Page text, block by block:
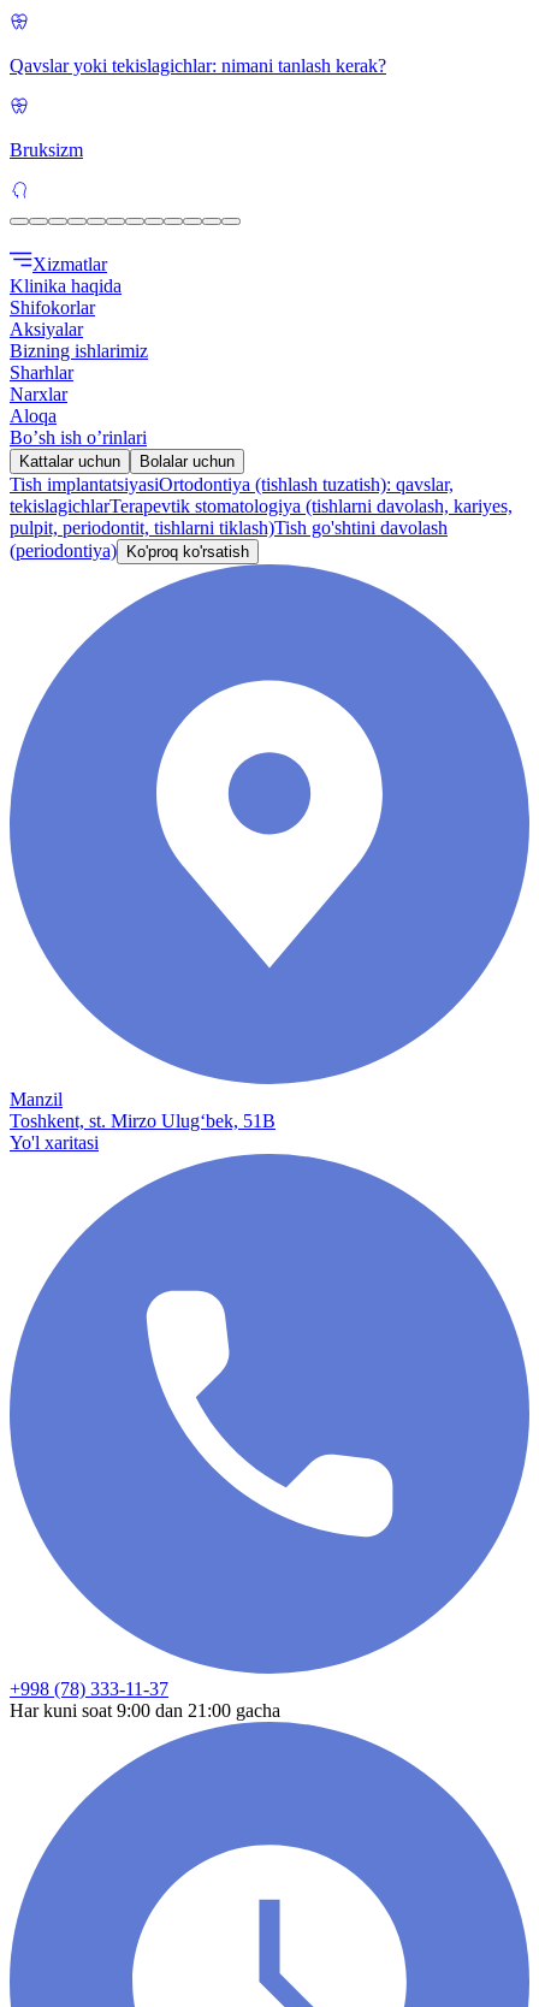
Qavslar yoki tekislagichlar: nimani tanlash kerak?
Bruksizm
Xizmatlar
Klinika haqida
Shifokorlar
Aksiyalar
Bizning ishlarimiz
Sharhlar
Narxlar
Aloqa
Boʼsh ish oʼrinlari
Kattalar uchun Bolalar uchun
Tish implantatsiyasiOrtodontiya (tishlash tuzatish): qavslar,
tekislagichlarTerapevtik stomatologiya (tishlarni davolash, kariyes,
pulpit, periodontit, tishlarni tiklash)Tish go'shtini davolash
(periodontiya)
Ko'proq ko'rsatish
Manzil
Toshkent, st. Mirzo Ulug‘bek, 51B
Yo'l xaritasi
+998 (78) 333-11-37
Har kuni soat 9:00 dan 21:00 gacha